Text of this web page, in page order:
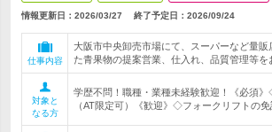
情報更新日：2026/03/27 終了予定日： 2026/09/24
仕事内容
大阪市中央卸売市場にて、スーパーなど量販
た青果物の提案営業、仕入れ、品質管理等を
対象と
なる方
学歴不問！職種・業種未経験歓迎！《必須
（AT限定可）《歓迎》◇フォークリフトの免